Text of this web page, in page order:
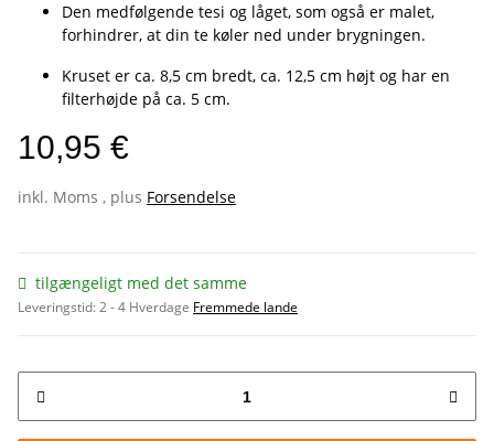
Den medfølgende tesi og låget, som også er malet,
forhindrer, at din te køler ned under brygningen.
Kruset er ca. 8,5 cm bredt, ca. 12,5 cm højt og har en
filterhøjde på ca. 5 cm.
10,95 €
inkl. Moms , plus Forsendelse
tilgængeligt med det samme
Leveringstid:2 - 4 Hverdage Fremmede lande